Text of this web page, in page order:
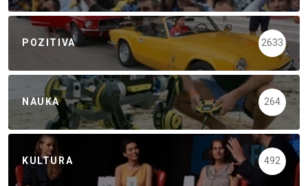
POZITIVA 2633
NAUKA 264
KULTURA 492